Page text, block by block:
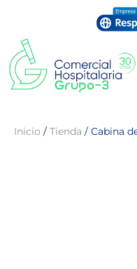
Inicio / Tienda / Cabina